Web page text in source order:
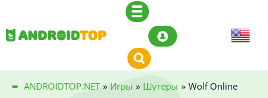
ANDROIDTOP.NET » Игры » Шутеры » Wolf Online